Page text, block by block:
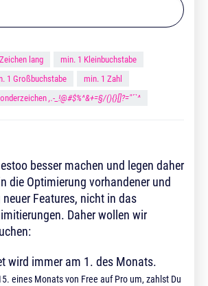
lang
min. 1 Kleinbuchstabe
1 Großbuchstabe
min. 1 Zahl
,.-_!@#$%^&+=§/(){}[]?="´`^
besser machen und legen daher
die Optimierung vorhandener und
Features, nicht in das
Daher wollen wir
wird immer am 1. des Monats.
eines Monats von Free auf Pro um, zahlst Du